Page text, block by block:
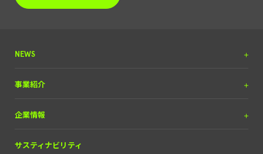
NEWS
プレスリリース
掲載実績
事業紹介
DX＆マーケティング
メディア＆ソリューション
企業情報
理念と経営方針
サスティナビリティ